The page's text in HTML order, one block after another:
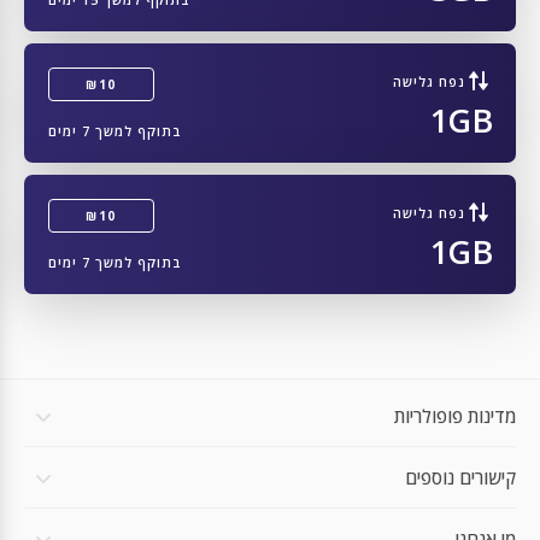
ZTE A202ZT
ZONKO K105_EEA
Zebra TC77
Zebra TC58
Zebra Zebra Technologies TC57x
Zebra Zebra Technologies L10
נפח גלישה ₪10
1GB בתוקף למשך 7 ימים
נפח גלישה ₪10
1GB בתוקף למשך 7 ימים
מדינות פופולריות
קישורים נוספים